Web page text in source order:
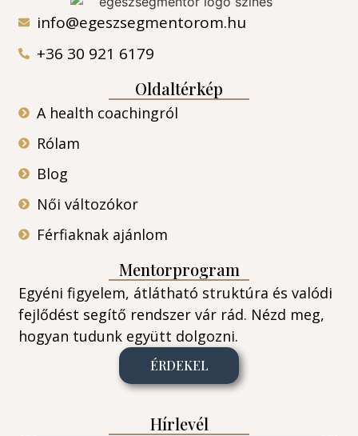
info@egeszsegmentorom.hu
+36 30 921 6179
Oldaltérkép
A health coachingról
Rólam
Blog
Női változókor
Férfiaknak ajánlom
Mentorprogram
Egyéni figyelem, átlátható struktúra és valódi
fejlődést segítő rendszer vár rád. Nézd meg,
hogyan tudunk együtt dolgozni.
ÉRDEKEL
Hírlevél